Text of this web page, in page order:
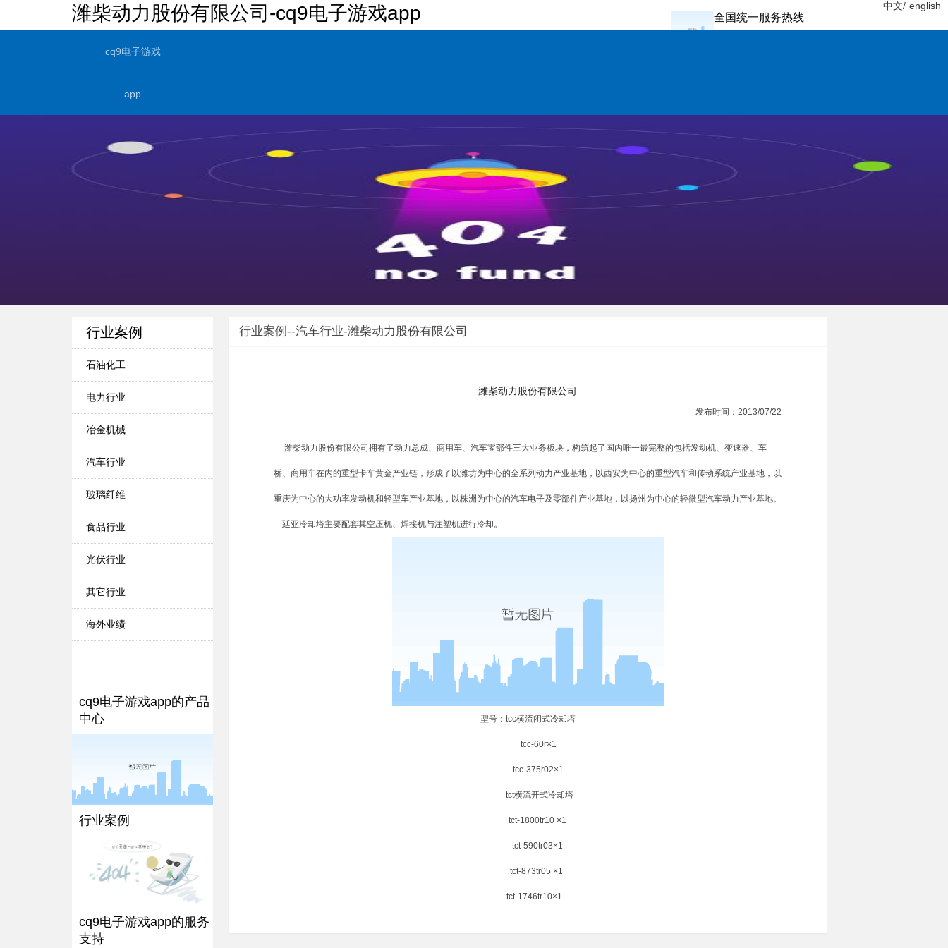
潍柴动力股份有限公司-cq9电子游戏app 全国统一服务热线
400-600-0955
中文/ english
cq9电子游戏
app
行业案例
石油化工
电力行业
冶金机械
汽车行业
玻璃纤维
食品行业
光伏行业
其它行业
海外业绩
cq9电子游戏app的产品
中心
行业案例
cq9电子游戏app的服务
支持
行业案例--汽车行业-潍柴动力股份有限公司
潍柴动力股份有限公司
发布时间：2013/07/22
潍柴动力股份有限公司拥有了动力总成、商用车、汽车零部件三大业务板块，构筑起了国内唯一最完整的包括发动机、变速器、车
桥、商用车在内的重型卡车黄金产业链，形成了以潍坊为中心的全系列动力产业基地，以西安为中心的重型汽车和传动系统产业基地，以
重庆为中心的大功率发动机和轻型车产业基地，以株洲为中心的汽车电子及零部件产业基地，以扬州为中心的轻微型汽车动力产业基地。
廷亚冷却塔主要配套其空压机、焊接机与注塑机进行冷却。
型号：tcc横流闭式冷却塔
tcc-60r×1
tcc-375r02×1
tct横流开式冷却塔
tct-1800tr10 ×1
tct-590tr03×1
tct-873tr05 ×1
tct-1746tr10×1